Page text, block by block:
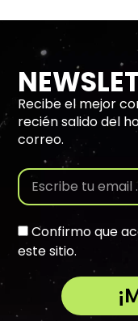
Recibe el mejor
recién salido del
correo.
Confirmo que
este sitio.